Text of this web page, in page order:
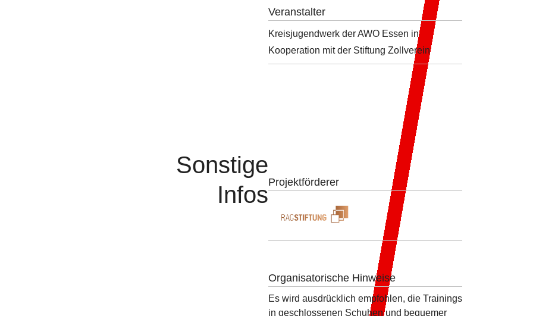
Veranstalter
Kreisjugendwerk der AWO Essen in
Kooperation mit der Stiftung Zollverein
Sonstige
InfosProjektförderer
Organisatorische Hinweise
Es wird ausdrücklich empfohlen, die Trainings
in geschlossenen Schuhen und bequemer